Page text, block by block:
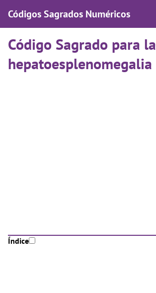
Códigos Sagrados Numéricos
Código Sagrado para la
hepatoesplenomegalia
Índice